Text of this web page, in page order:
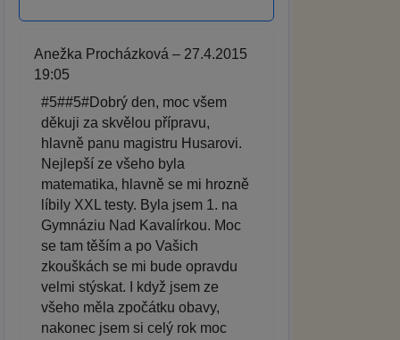
Anežka Procházková – 27.4.2015
19:05
#5##5#Dobrý den, moc všem
děkuji za skvělou přípravu,
hlavně panu magistru Husarovi.
Nejlepší ze všeho byla
matematika, hlavně se mi hrozně
líbily XXL testy. Byla jsem 1. na
Gymnáziu Nad Kavalírkou. Moc
se tam těším a po Vašich
zkouškách se mi bude opravdu
velmi stýskat. I když jsem ze
všeho měla zpočátku obavy,
nakonec jsem si celý rok moc